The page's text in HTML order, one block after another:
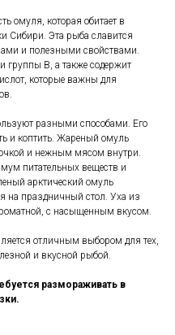
омуля, которая обитает в
Сибири. Эта рыба славится
и полезными свойствами.
группы B, а также содержит
которые важны для
разными способами. Его
и коптить. Жареный омуль
и нежным мясом внутри.
питательных веществ и
арктический омуль
на праздничный стол. Уха из
с насыщенным вкусом.
отличным выбором для тех,
и вкусной рыбой.
размораживать в